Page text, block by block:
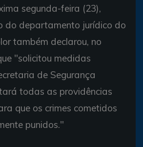
segunda-feira (23),
do departamento jurídico do
também declarou, no
"solicitou medidas
de Segurança
todas as providências
que os crimes cometidos
punidos."